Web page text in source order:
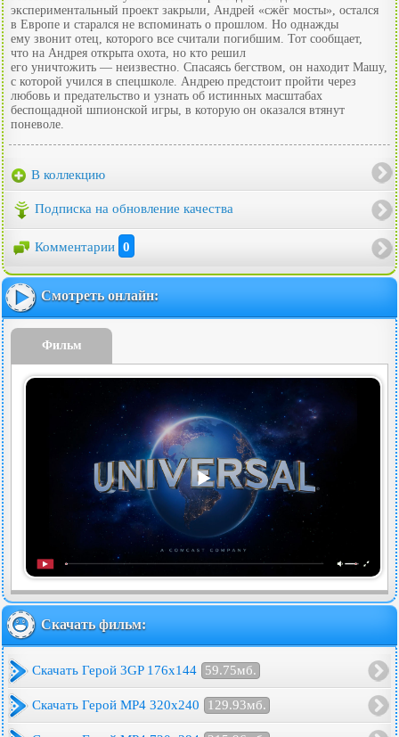
экспериментальный проект закрыли, Андрей «сжёг мосты», остался
в Европе и старался не вспоминать о прошлом. Но однажды
ему звонит отец, которого все считали погибшим. Тот сообщает,
что на Андрея открыта охота, но кто решил
его уничтожить — неизвестно. Спасаясь бегством, он находит Машу,
с которой учился в спецшколе. Андрею предстоит пройти через
любовь и предательство и узнать об истинных масштабах
беспощадной шпионской игры, в которую он оказался втянут
поневоле.
В коллекцию
Подписка на обновление качества
Комментарии 0
Смотреть онлайн:
Фильм
Скачать фильм:
Скачать Герой 3GP 176x144 59.75мб.
Скачать Герой MP4 320x240 129.93мб.